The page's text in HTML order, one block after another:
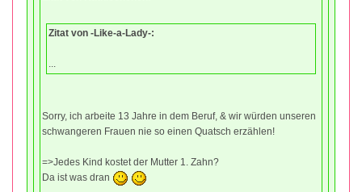
Zitat von -Like-a-Lady-:
...
Sorry, ich arbeite 13 Jahre in dem Beruf, & wir würden unseren
schwangeren Frauen nie so einen Quatsch erzählen!
=>Jedes Kind kostet der Mutter 1. Zahn?
Da ist was dran